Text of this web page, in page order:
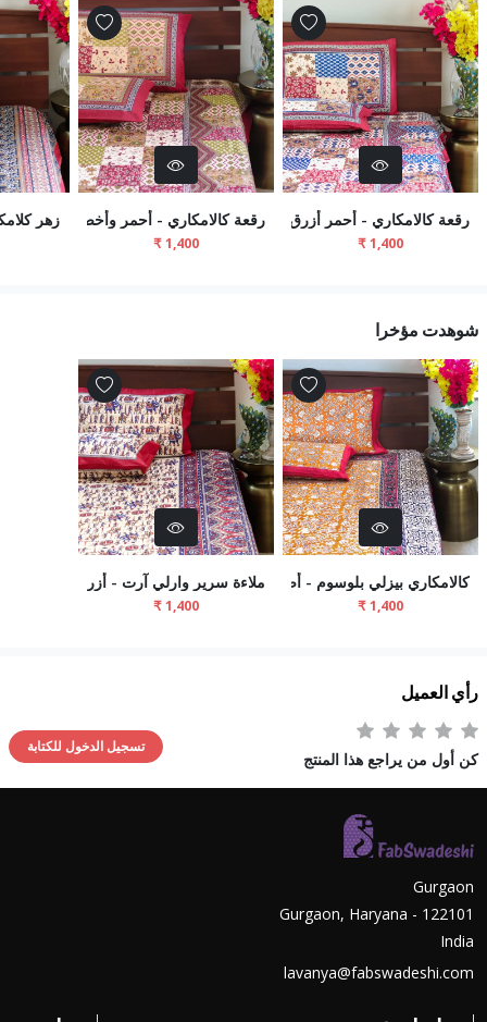
رقعة كالامكاري - أحمر أزرق رقعة كالامكاري - أحمر وأخضر زهر
شوهدت مؤخرا
كالامكاري بيزلي بلوسوم - أصفر خردلملاءة سرير وارلي آرت - أزرق
رأي العميل
كن أول من يراجع هذا المنتج
تسجيل الدخول للكتابة
Gurgaon
Gurgaon, Haryana - 122101
India
lavanya@fabswadeshi.com